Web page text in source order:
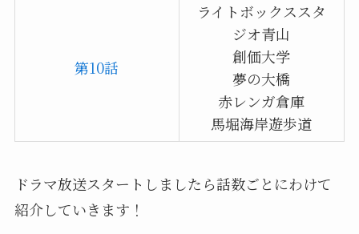
第10話
ライトボックススタ
ジオ青山
創価大学
夢の大橋
赤レンガ倉庫
馬堀海岸遊歩道
ドラマ放送スタートしましたら話数ごとにわけて
紹介していきます！